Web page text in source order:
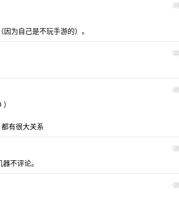
19
为自己是不玩手游的）。
20
21
有很大关系
22
不评论。
23